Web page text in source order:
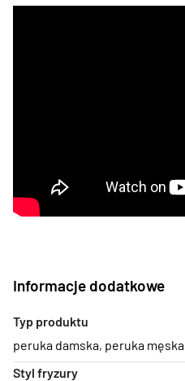
Informacje dodatkowe
Typ produktu
peruka damska, peruka męska
Styl fryzury